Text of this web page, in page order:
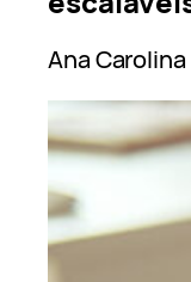
Ana